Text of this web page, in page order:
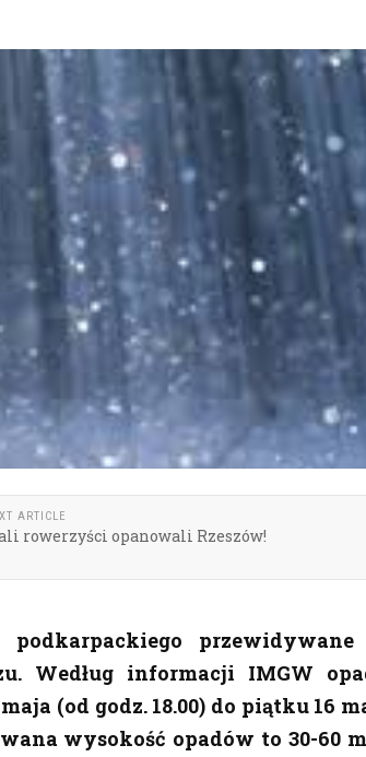
ARTICLE
rowerzyści opanowali Rzeszów!
przewidywane
Według informacji IMGW
(od godz. 18.00) do piątku 16
wysokość opadów to 30-60